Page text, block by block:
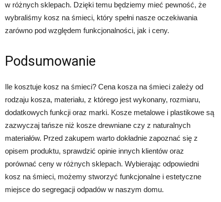
w różnych sklepach. Dzięki temu będziemy mieć pewność, że
wybraliśmy kosz na śmieci, który spełni nasze oczekiwania
zarówno pod względem funkcjonalności, jak i ceny.
Podsumowanie
Ile kosztuje kosz na śmieci? Cena kosza na śmieci zależy od
rodzaju kosza, materiału, z którego jest wykonany, rozmiaru,
dodatkowych funkcji oraz marki. Kosze metalowe i plastikowe są
zazwyczaj tańsze niż kosze drewniane czy z naturalnych
materiałów. Przed zakupem warto dokładnie zapoznać się z
opisem produktu, sprawdzić opinie innych klientów oraz
porównać ceny w różnych sklepach. Wybierając odpowiedni
kosz na śmieci, możemy stworzyć funkcjonalne i estetyczne
miejsce do segregacji odpadów w naszym domu.